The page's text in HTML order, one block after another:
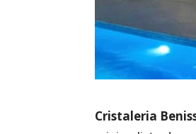
Cristaleria